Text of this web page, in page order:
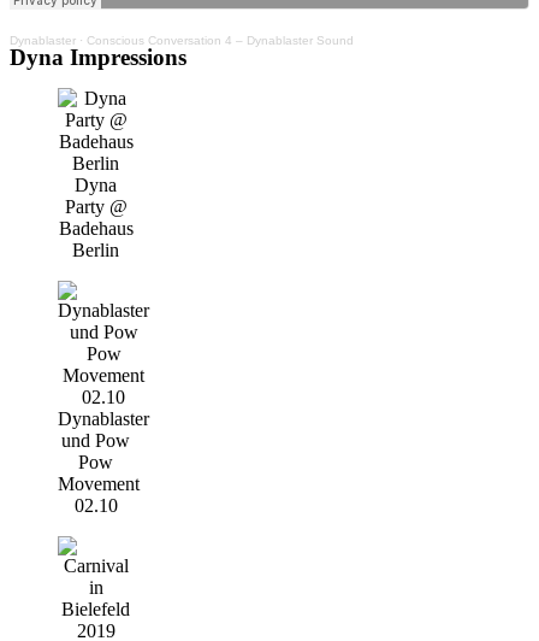
Dynablaster · Conscious Conversation 4 – Dynablaster Sound
Dyna Impressions
Dyna
Party @
Badehaus
Berlin
Dynablaster
und Pow
Pow
Movement
02.10